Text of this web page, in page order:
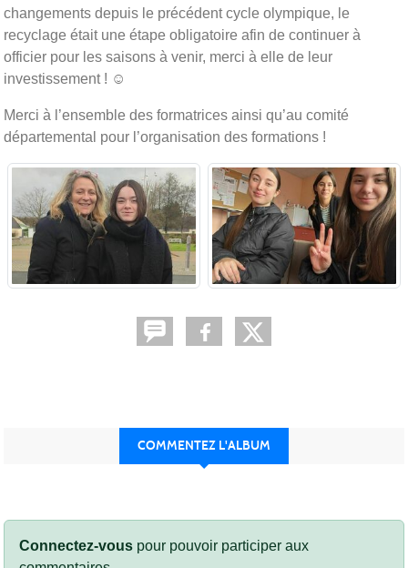
changements depuis le précédent cycle olympique, le
recyclage était une étape obligatoire afin de continuer à
officier pour les saisons à venir, merci à elle de leur
investissement ! ☺️
Merci à l’ensemble des formatrices ainsi qu’au comité
départemental pour l’organisation des formations !
COMMENTEZ L'ALBUM
Connectez-vous pour pouvoir participer aux